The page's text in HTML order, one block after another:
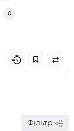
0
Фільтр